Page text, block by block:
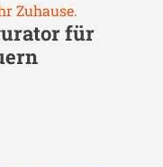
Zuhause.
für